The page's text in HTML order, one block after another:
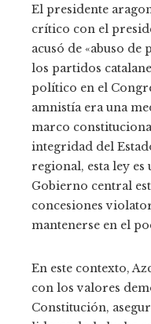
El presidente
crítico con el
acusó de «abuso de
los partidos
político en el
amnistía era una
marco
integridad del
regional, esta ley
Gobierno central
concesiones
mantenerse en el
En este contexto,
con los valores
Constitución,